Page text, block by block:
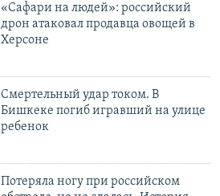
«Cафари на людей»: российский
дрон атаковал продавца овощей в
Херсоне
Смертельный удар током. В
Бишкеке погиб игравший на улице
ребенок
Потеряла ногу при российском